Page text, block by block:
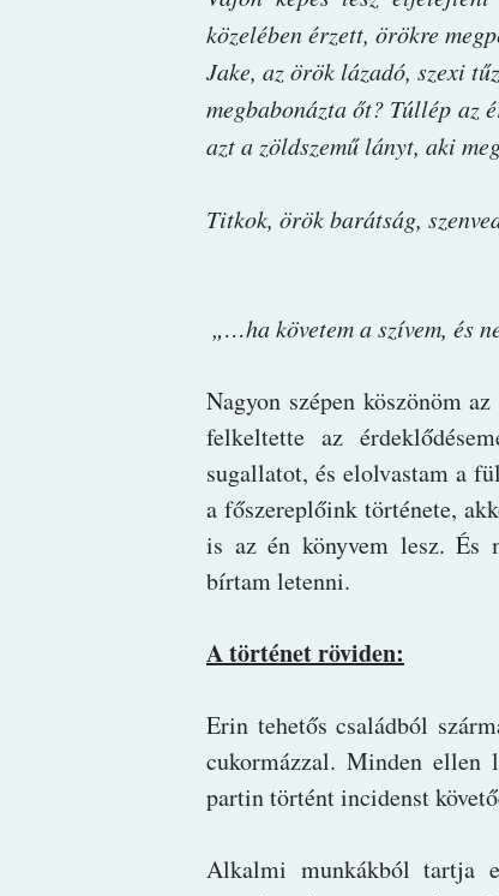
közelében érzett, örökre
Jake, az örök lázadó, szexi
megbabonázta őt? Túllép az
azt a zöldszemű lányt, aki
Titkok, örök barátság,
„…ha követem a szívem, és
Nagyon szépen köszönöm
felkeltette az
sugallatot, és elolvastam a
a főszereplőink története,
is az én könyvem lesz. És
bírtam letenni.
A történet röviden:
Erin tehetős családból
cukormázzal. Minden
partin történt incidenst
Alkalmi munkákból tartja